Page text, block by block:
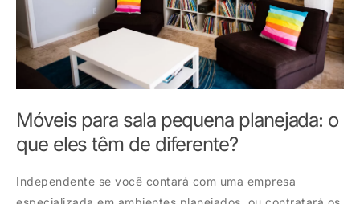
Móveis para sala pequena planejada: o
que eles têm de diferente?
Independente se você contará com uma empresa